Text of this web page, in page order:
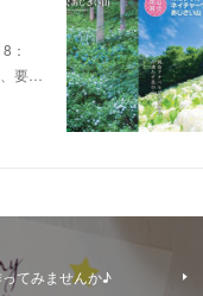
：
要…
てみませんか♪